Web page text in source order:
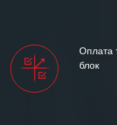
Оплата
блок